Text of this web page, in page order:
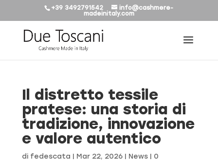
+39 3492791542
info@cashmere-
madeinitaly.com
Il distretto tessile
pratese: una storia di
tradizione, innovazione
e valore autentico
di fedescata | Mar 22, 2026| News| 0